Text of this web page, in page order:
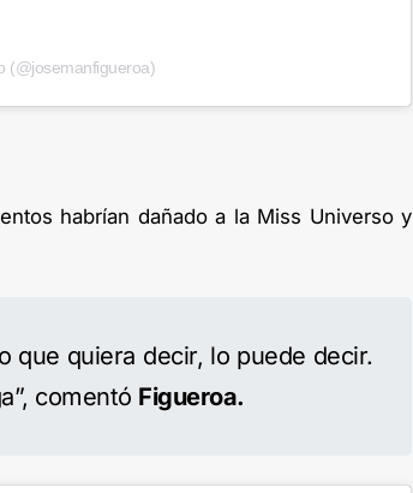
(@josemanfigueroa)
habrían dañado a la Miss Universo y
que quiera decir, lo puede decir.
comentó Figueroa.